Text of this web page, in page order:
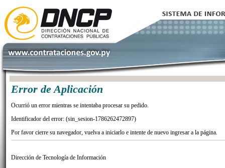
Error de Aplicación
Ocurrió un error mientras se intentaba procesar su pedido.
Identificador del error: (sin_sesion-1786262472897)
Por favor cierre su navegador, vuelva a iniciarlo e intente de nuevo ingresar a la página.
Dirección de Tecnología de Información